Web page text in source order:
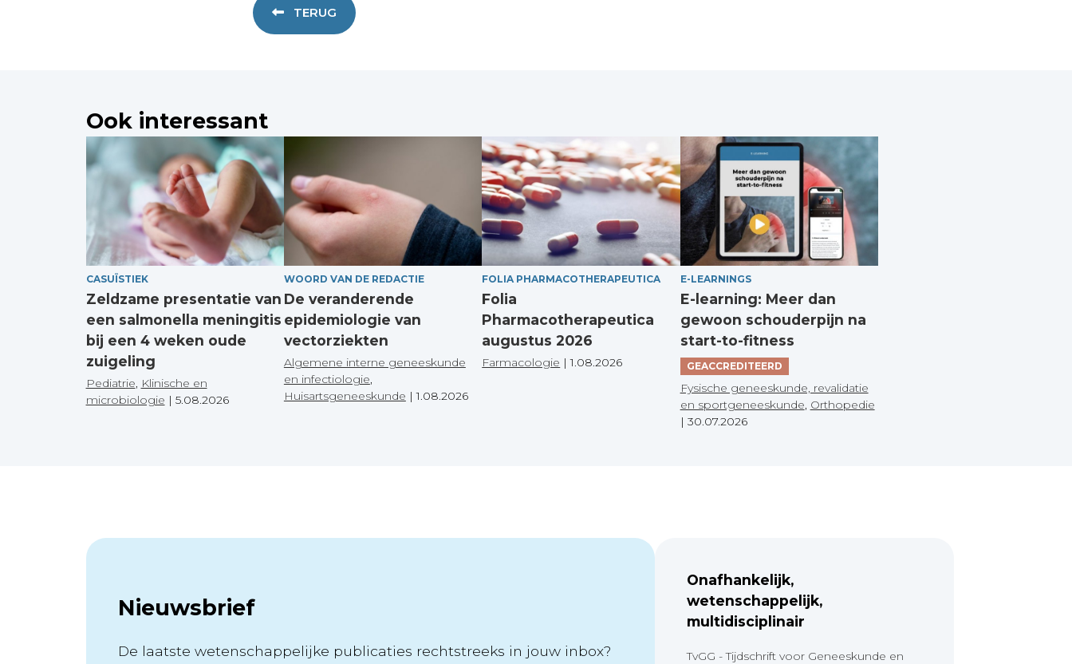
TERUG
Ook interessant
CASUÏSTIEK
Zeldzame presentatie van
een salmonella meningitis
bij een 4 weken oude
zuigeling
Pediatrie Klinische en
microbiologie | 5.08.2026
WOORD VAN DE REDACTIE
De veranderende
epidemiologie van
vectorziekten
Algemene interne geneeskunde
en infectiologie
Huisartsgeneeskunde |1.08.2026
FOLIA PHARMACOTHERAPEUTICA
Folia
Pharmacotherapeutica
augustus 2026
Farmacologie |1.08.2026
E-LEARNINGS
E-learning: Meer dan
gewoon schouderpijn na
start-to-fitness
GEACCREDITEERD
Fysische geneeskunde, revalidatie
en sportgeneeskunde Orthopedie
| 30.07.2026
Nieuwsbrief
De laatste wetenschappelijke publicaties rechtstreeks in jouw inbox?
Onafhankelijk,
wetenschappelijk,
multidisciplinair
TvGG - Tijdschrift voor Geneeskunde en